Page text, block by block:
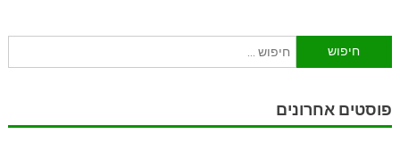
חיפוש:
פוסטים אחרונים